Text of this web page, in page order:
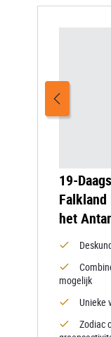
19-
het
mogelijk
Unieke
Zodiac